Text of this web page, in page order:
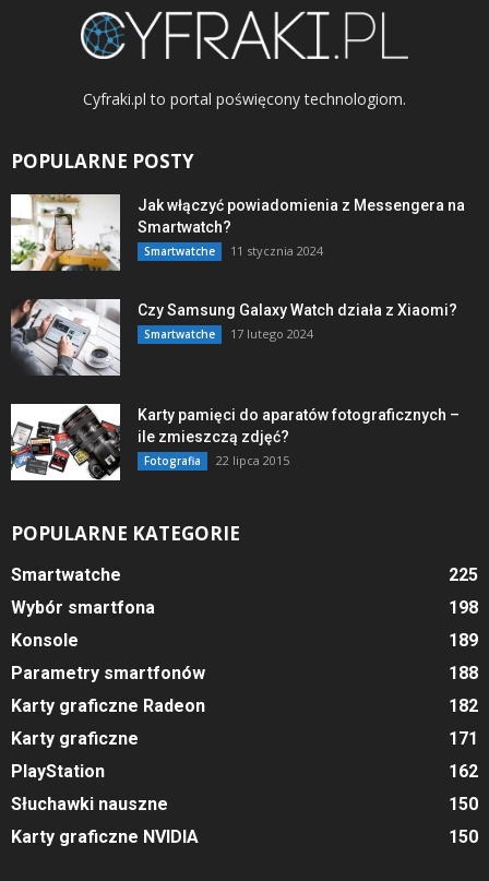
Cyfraki.pl to portal poświęcony technologiom.
POPULARNE POSTY
Jak włączyć powiadomienia z Messengera na
Smartwatch?
Smartwatche 11 stycznia 2024
Czy Samsung Galaxy Watch działa z Xiaomi?
Smartwatche 17 lutego 2024
Karty pamięci do aparatów fotograficznych –
ile zmieszczą zdjęć?
Fotografia 22 lipca 2015
POPULARNE KATEGORIE
Smartwatche
225
Wybór smartfona
198
Konsole
189
Parametry smartfonów
188
Karty graficzne Radeon
182
Karty graficzne
171
PlayStation
162
Słuchawki nauszne
150
Karty graficzne NVIDIA
150